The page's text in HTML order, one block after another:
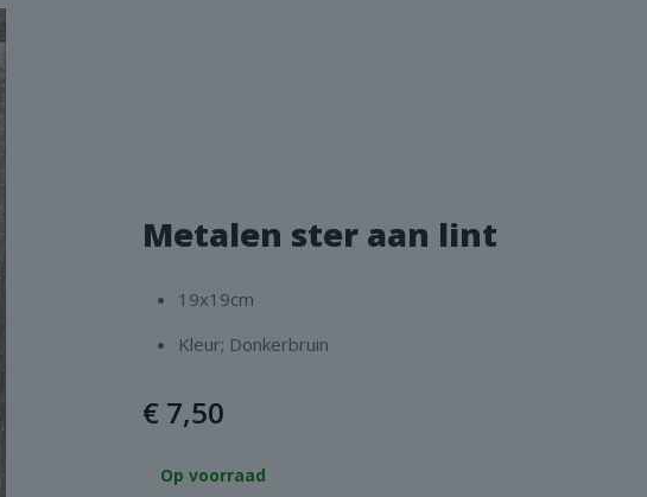
Metalen ster aan lint
19x19cm
Kleur; Donkerbruin
€ 7,50
Op voorraad